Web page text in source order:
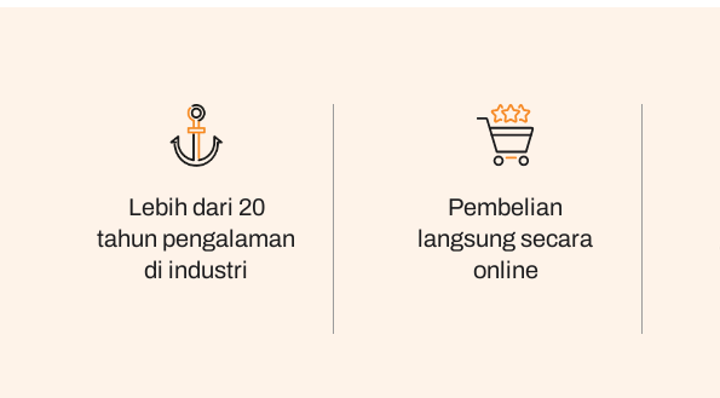
Lebih dari 20
tahun pengalaman
di industri
Pembelian
langsung secara
online